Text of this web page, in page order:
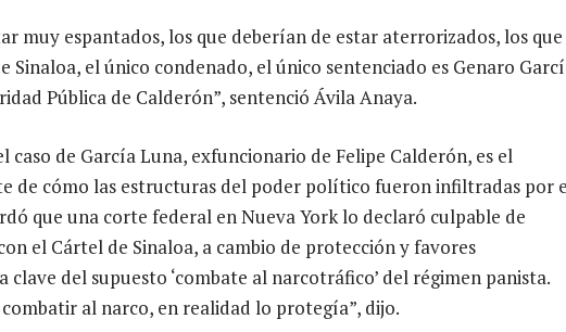
muy espantados, los que deberían de estar aterrorizados, los
Sinaloa, el único condenado, el único sentenciado es Genaro
Pública de Calderón”, sentenció Ávila Anaya.
caso de García Luna, exfuncionario de Felipe Calderón, es el
de cómo las estructuras del poder político fueron infiltradas por
que una corte federal en Nueva York lo declaró culpable de
el Cártel de Sinaloa, a cambio de protección y favores
clave del supuesto ‘combate al narcotráfico’ del régimen panista.
al narco, en realidad lo protegía”, dijo.